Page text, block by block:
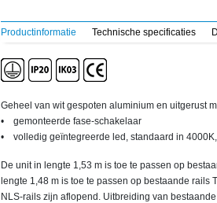
Productinformatie Technische specificaties
Geheel van wit gespoten aluminium en uitgerust
• gemonteerde fase-schakelaar
• volledig geïntegreerde led, standaard in
De unit in lengte 1,53 m is toe te passen op
lengte 1,48 m is toe te passen op bestaande rails
NLS-rails zijn aflopend. Uitbreiding van